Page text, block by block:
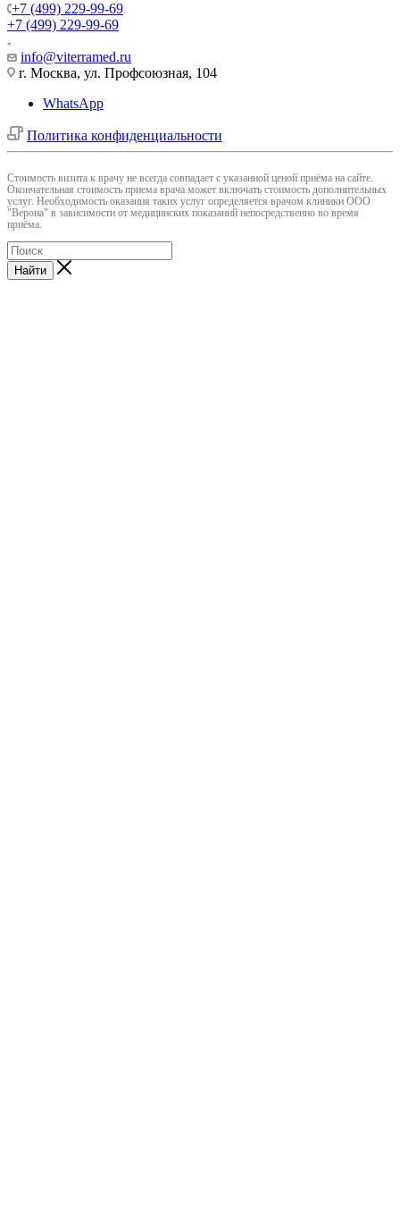
+7 (499) 229-99-69
+7 (499) 229-99-69
info@viterramed.ru
г. Москва, ул. Профсоюзная, 104
WhatsApp
Политика конфиденциальности
Cтоимость визита к врачу не всегда совпадает с указанной ценой приёма на сайте.
Окончательная стоимость приема врача может включать стоимость дополнительных
услуг. Необходимость оказания таких услуг определяется врачом клиники ООО
"Верона" в зависимости от медицинских показаний непосредственно во время
приёма.
Найти